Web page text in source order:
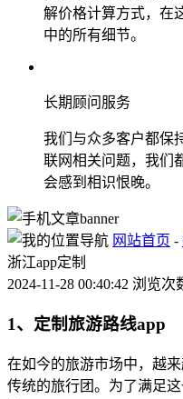
解价格计算方式，在
中的所有细节。
长期顾问服务
我们与众多客户都保
联网相关问题，我们
会感到相识恨晚。
网站首页 -
浙江app定制
2024-11-28 00:40:42 浏览次
1、定制旅游路线app
在如今的旅游市场中，越
传统的旅行团。为了满足